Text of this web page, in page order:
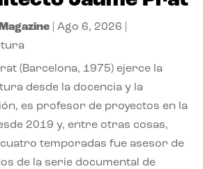
| Ago 6, 2026
(Barcelona, 1975) ejerce la
desde la docencia y la
es profesor de proyectos en la
2019 y, entre otras cosas,
temporadas fue asesor de
de la serie documental de